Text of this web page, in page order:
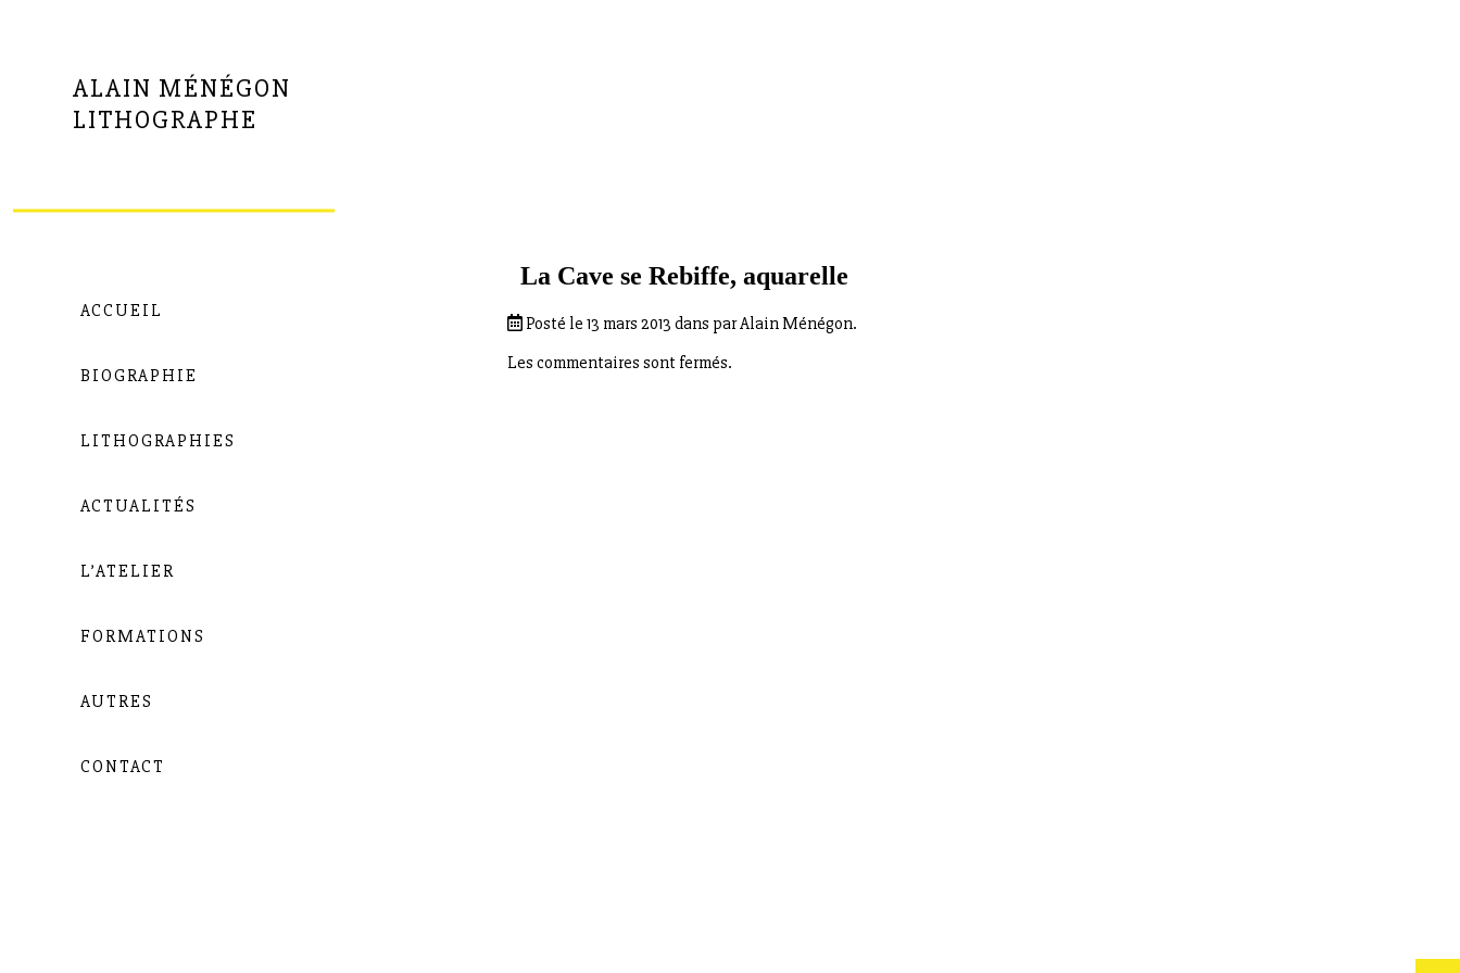
ALAIN MÉNÉGON
LITHOGRAPHE
ACCUEIL
BIOGRAPHIE
LITHOGRAPHIES
ACTUALITÉS
L’ATELIER
FORMATIONS
AUTRES
CONTACT
La Cave se Rebiffe, aquarelle
Posté le 13 mars 2013 dans par Alain Ménégon.
Les commentaires sont fermés.